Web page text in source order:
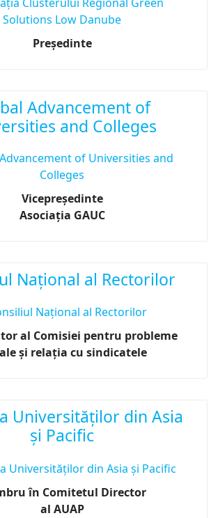
Președinte
Advancement of
and Colleges
Vicepreşedinte
Asociaţia GAUC
Național al Rectorilor
al Comisiei pentru probleme
şi relaţia cu sindicatele
Universităților din Asia
și Pacific
în Comitetul Director
al AUAP